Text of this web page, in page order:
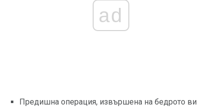
ad
Предишна операция, извършена на бедрото ви